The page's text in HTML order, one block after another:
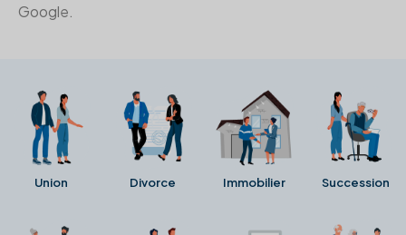
Google.
Union Divorce Immobilier Succession